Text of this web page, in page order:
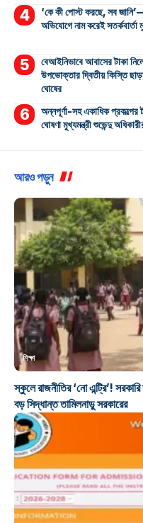
‘কে কী পোস্ট করছে, সব
অভিযোগে নাম করেই সতর্কবার্তা
বেআইনিভাবে আবাসের টাকা
উপভোক্তার দ্বিতীয় কিস্তি
ঘোষের
অন্নপূর্ণা-সহ একাধিক
ঘোষণা মুখ্যমন্ত্রী শুভেন্দু
আরও পড়ুন
শিক্ষা
স্কুলে রাজনীতির ‘নো এন্ট্রি’!
বড় সিদ্ধান্ত তামিলনাড়ু সরকারের